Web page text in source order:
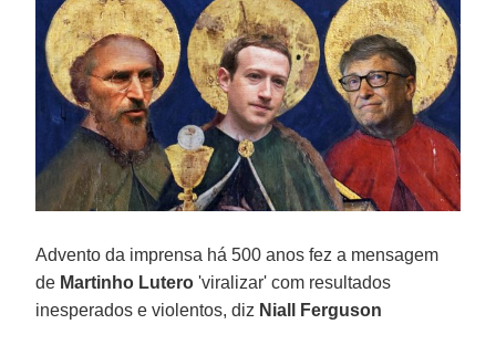
Advento da imprensa há 500 anos fez a mensagem
de Martinho Lutero 'viralizar' com resultados
inesperados e violentos, diz Niall Ferguson